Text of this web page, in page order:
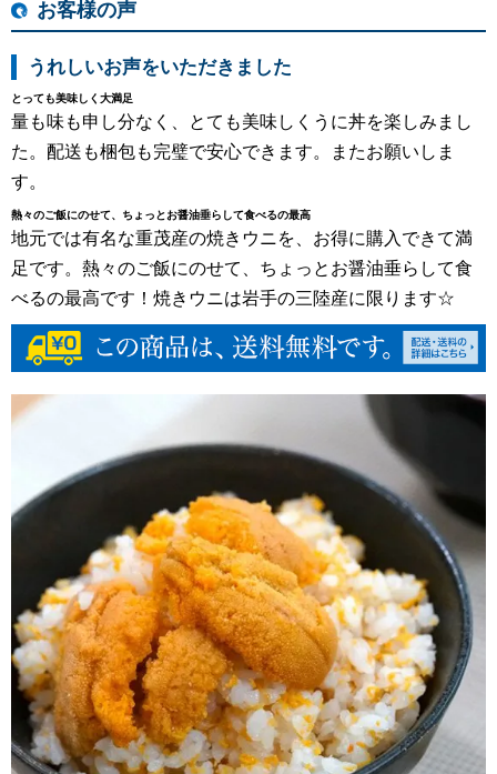
お客様の声
うれしいお声をいただきました
とっても美味しく大満足
量も味も申し分なく、とても美味しくうに丼を楽しみまし
た。配送も梱包も完璧で安心できます。またお願いしま
す。
熱々のご飯にのせて、ちょっとお醤油垂らして食べるの最高
地元では有名な重茂産の焼きウニを、お得に購入できて満
足です。熱々のご飯にのせて、ちょっとお醤油垂らして食
べるの最高です！焼きウニは岩手の三陸産に限ります☆